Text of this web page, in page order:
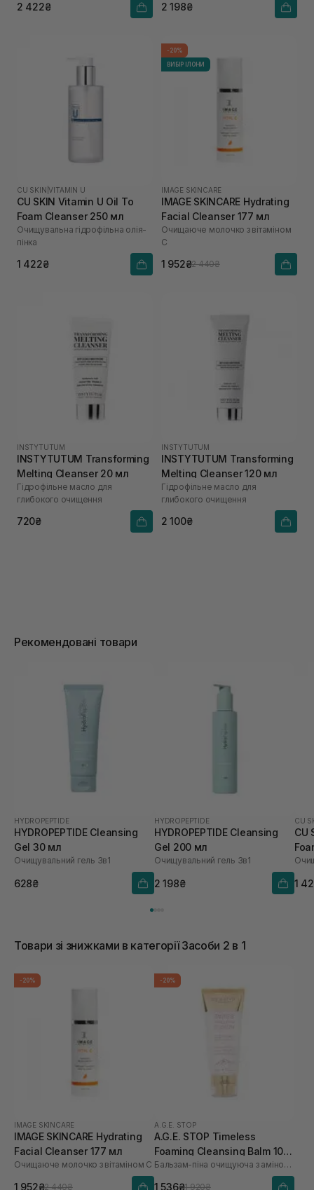
2 422₴ 2 198₴
CU SKIN |VITAMIN U
CU SKIN Vitamin U Oil To
Foam Cleanser 250 мл
Очищувальна гідрофільна олія-
пінка
1 422₴
-20%
ВИБІР ІЛОНИ
IMAGE SKINCARE
IMAGE SKINCARE Hydrating
Facial Cleanser 177 мл
Очищаюче молочко з вітаміном
С
1 952₴2 440₴
INSTYTUTUM
INSTYTUTUM Transforming
Melting Cleanser 20 мл
Гідрофільне масло для
глибокого очищення
720₴
INSTYTUTUM
INSTYTUTUM Transforming
Melting Cleanser 120 мл
Гідрофільне масло для
глибокого очищення
2 100₴
Рекомендовані товари
HYDROPEPTIDE
HYDROPEPTIDE Cleansing
Gel 30 мл
Очищувальний гель 3в1
628₴
HYDROPEPTIDE
HYDROPEPTIDE Cleansing
Gel 200 мл
Очищувальний гель 3в1
2 198₴
CU
CU
1
Товари зі знижками в категорії Засоби 2 в 1
-20%
IMAGE SKINCARE
IMAGE SKINCARE Hydrating
Facial Cleanser 177 мл
Очищаюче молочко з вітаміном С
1 952₴2 440₴
-20%
A.G.E. STOP
A.G.E. STOP Timeless
Foaming Cleansing Balm 100
мл
Бальзам-піна очищуюча з амінокислотами
1 536₴1 920₴